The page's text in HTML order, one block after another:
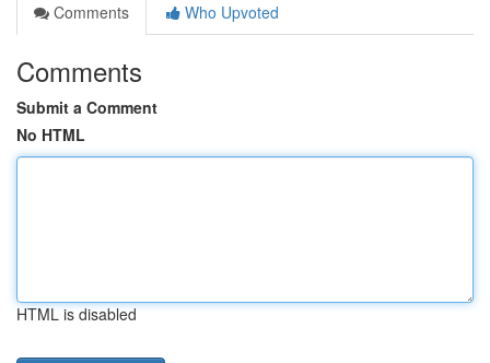
Comments
Who Upvoted
Comments
Submit a Comment
No HTML
HTML is disabled